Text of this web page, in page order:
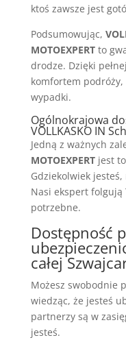
ktoś zawsze jest
Podsumowując,
MOTOEXPERTto
drodze. Dzięki
komfortem
wypadki.
Ogólnokrajowa
VOLLKASKO IN
Jedną z ważnych
MOTOEXPERTjest
Gdziekolwiek
Nasi ekspert
potrzebne.
Dostępność
całej
Możesz swobodnie
wiedząc, że jesteś
partnerzy są w
jesteś.